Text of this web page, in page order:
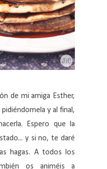
de mi amiga Esther,
y al final,
Espero que la
y si no, te daré
hagas. A todos los
os animéis a